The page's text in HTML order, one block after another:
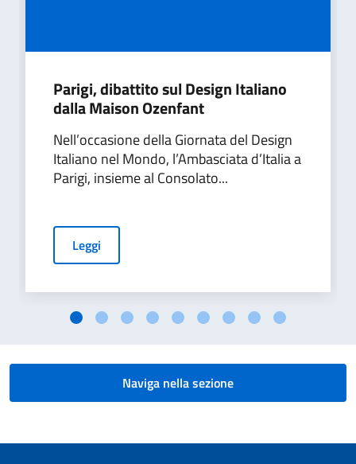
Parigi, dibattito sul Design Italiano
dalla Maison Ozenfant
Nell’occasione della Giornata del Design
Italiano nel Mondo, l’Ambasciata d’Italia a
Parigi, insieme al Consolato...
Leggi
Naviga nella sezione